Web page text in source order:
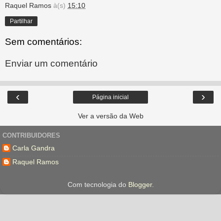
Raquel Ramos à(s) 15:10
Partilhar
Sem comentários:
Enviar um comentário
‹ ›
Página inicial
Ver a versão da Web
CONTRIBUIDORES
Carla Gandra
Raquel Ramos
Com tecnologia do Blogger.